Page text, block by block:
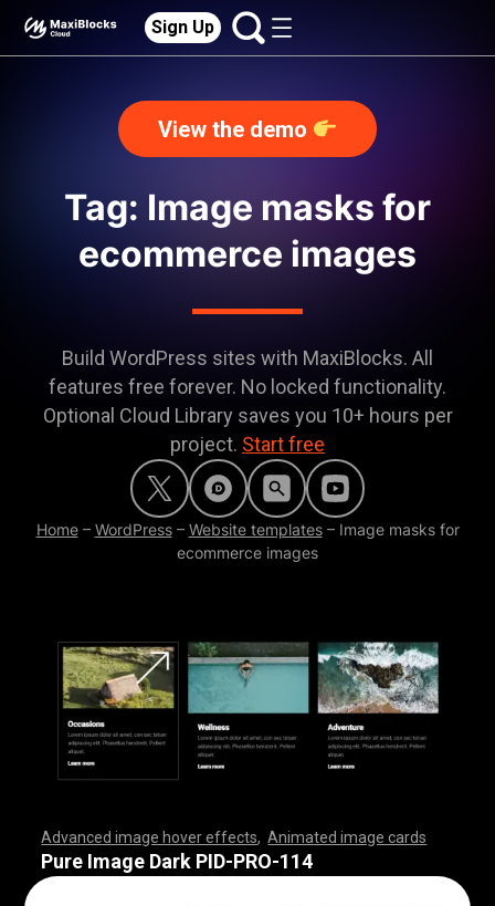
Sign Up
View the demo
Tag: Image masks for
ecommerce images
Build WordPress sites with MaxiBlocks. All
features free forever. No locked functionality.
Optional Cloud Library saves you 10+ hours per
project. Start free
Home– WordPress– Website templates– Image masks for
ecommerce images
Advanced image hover effects ,Animated image cards
,,,,,,,,,,,,,,,,,,,,,,,,,,,,,,,,, ,,,,,,,,,,,,,,,,,,,,,,,,,
,,,,,,,,,,,,,,,,,,,,,,,,,,,,,,,,, ,,,,,,,,,,,,,,,,,,,,,,,,,
,,,,,,,,,,,,,,,,,,,,,,,,,,,,,,,,, ,,,,,,,,,,,,,,,,,,,,,,,
Pure Image Dark PID-PRO-114